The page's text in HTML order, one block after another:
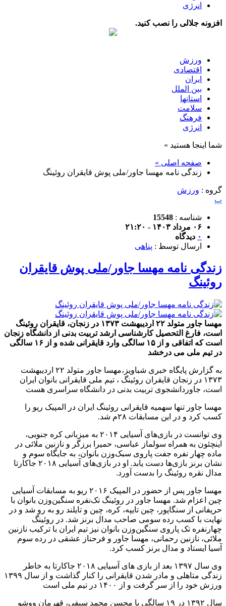
انرژی
افزونه جلالی را نصب کنید.
ورزش
اقتصادی
ایران
بین الملل
استانها
سلامت
فرهنگ
انرژی
شما اینجا هستید »
صفحه اصلی »
زندگی نامه مهسا جاور/ملی پوش قایقران روئینگ
گروه : ورزش
پ
شناسه : 15548
۰۶ مرداد ۱۴۰۳ - ۲۱:۲۰
۰ دیدگاه
ارسال توسط : پناهی
زندگی نامه مهسا جاور/ملی پوش قایقران
روئینگ
مهسا جاور متولد ۲۲ اردیبهشت ۱۳۷۳ در زنجان، قایقران روئینگ
است، فارغ التحصیل کارشناسی ارشد تربیت بدنی از دانشگاه زنجان
است که اتفاقی و از ۱۵ سالگی وارد قایقرانی شده و از ۱۶ سالگی
در تیم ملی می درخشد
به گزارش پایگاه خبری شباویز،مهسا جاور متولد ۲۲ اردیبهشت
۱۳۷۳ در زنجان قایقران روئینگ ، تیم ملی قایقرانی بانوان ایران
است، جاوردانشجوی تربیت بدنی در دانشگاه سراسری هست
مهسا جاور تنها سهمیه قایقرانی روئینگ ایران در المپیک ریو را
کسب کرد و در این مسابقات ۲۸م شد.
وی توانست در بازی‌های آسیایی ۲۰۱۴ به میزبانی کره جنوبی،
اینچئون به همراه سولماز عباسی، حمیرا برزگر و نازنین ملائی در
ماده چهار نفره جفت پاروی سبک‌وزن بانوان، به جایگاه سوم و
نشان برنز بازی‌ها دست یابد. او در بازی‌های آسیایی ۲۰۱۸ جاکارتا
مدال نقره روئینگ را بدست آورد.
مهسا جاور پس از حضور در المپیک ۲۰۱۶ ریو به مسابقات آسیایی
چین اعزام شد. مهسا جاور در روئینگ تک‌نفره سنگین‌وزن بانوان با
حریفانی از سنگاپور، چین تایپه، کره، چین و تایلند رو به رو شد و در
نهایت با کسب رده سومی صاحب مدال برنز شد. در روئینگ
چهارنفره تک پاروی سنگین‌وزن بانوان نیز تیم ایران با ترکیب نازنین
ملائی، نازنین رحمانی، مهسا جاور و فرحناز عشقی در رده سوم
آسیا ایستاد و مدال برنز کسب کرد.
وی سال ۱۳۹۷ بعد از بازی های آسیایی ۲۰۱۸ جاکارتا به خاطر
زندگی متاهلی و مادر شدن قایقرانی را کنار گذاشت و از سال ۱۳۹۹
ورزش خود را از سر گرفت و از ۱۴۰۰ در تیم ملی است
سال ۱۳۹۲ در ۱۹ سالگی با محسن محمد سیفی، قهرمان ووشو